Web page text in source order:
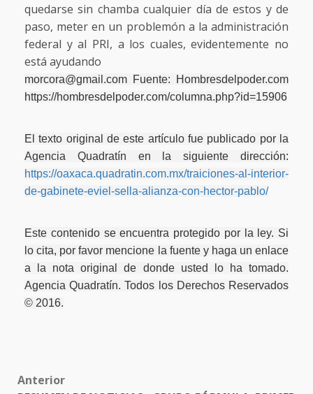
quedarse sin chamba cualquier día de estos y de
paso, meter en un problemón a la administración
federal y al PRI, a los cuales, evidentemente no
está ayudando
morcora@gmail.com Fuente: Hombresdelpoder.com
https://hombresdelpoder.com/columna.php?id=15906
El texto original de este artículo fue publicado por la
Agencia Quadratín en la siguiente dirección:
https://oaxaca.quadratin.com.mx/traiciones-al-interior-
de-gabinete-eviel-sella-alianza-con-hector-pablo/
Este contenido se encuentra protegido por la ley. Si
lo cita, por favor mencione la fuente y haga un enlace
a la nota original de donde usted lo ha tomado.
Agencia Quadratín. Todos los Derechos Reservados
© 2016.
Post
Anterior